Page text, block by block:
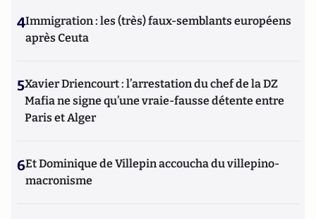
4Immigration : les (très) faux-semblants européens
après Ceuta
5Xavier Driencourt : l’arrestation du chef de la DZ
Mafia ne signe qu’une vraie-fausse détente entre
Paris et Alger
6Et Dominique de Villepin accoucha du villepino-
macronisme